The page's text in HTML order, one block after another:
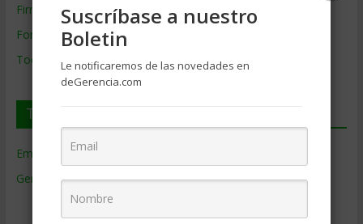
Firmas de Gerencia
Formación de Gerencia
Todos los Temas
Temas de Gerencia
Empresas de Gerencia
Gerencia(9.477)
Ciencias Económicas
Suscríbase a nuestro
Boletin
Le notificaremos de las novedades en
deGerencia.com